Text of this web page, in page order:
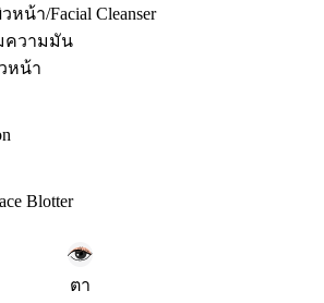
น้า/Facial Cleanser
วามมัน
หน้า
Blotter
ตา